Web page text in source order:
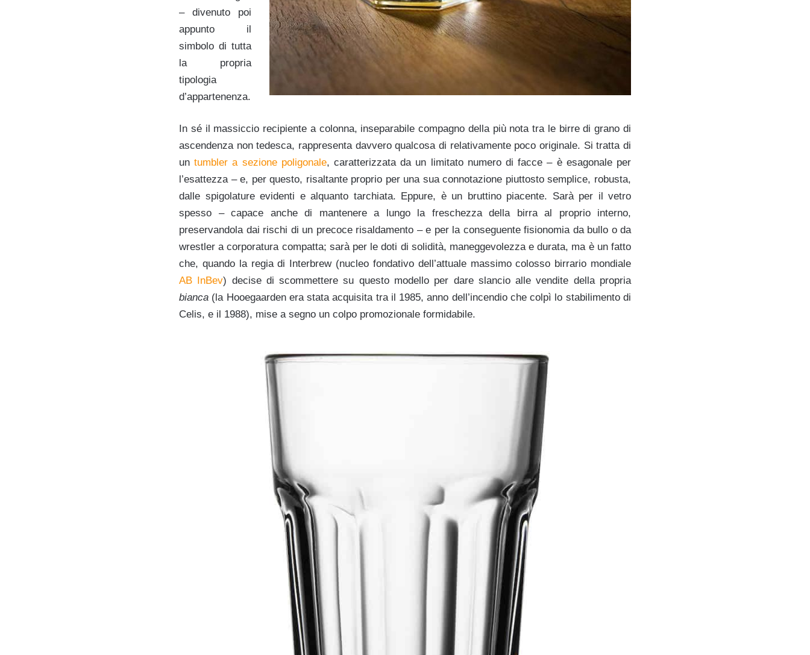
– divenuto poi
appunto il
simbolo di tutta
la propria
tipologia
d’appartenenza.
In sé il massiccio recipiente a colonna, inseparabile compagno della più nota tra le birre di grano di
ascendenza non tedesca, rappresenta davvero qualcosa di relativamente poco originale. Si tratta di
untumbler a sezione poligonale, caratterizzata da un limitato numero di facce – è esagonale per
l’esattezza – e, per questo, risaltante proprio per una sua connotazione piuttosto semplice, robusta,
dalle spigolature evidenti e alquanto tarchiata. Eppure, è un bruttino piacente. Sarà per il vetro
spesso – capace anche di mantenere a lungo la freschezza della birra al proprio interno,
preservandola dai rischi di un precoce risaldamento – e per la conseguente fisionomia da bullo o da
wrestler a corporatura compatta; sarà per le doti di solidità, maneggevolezza e durata, ma è un fatto
che, quando la regia di Interbrew (nucleo fondativo dell’attuale massimo colosso birrario mondiale
AB InBev) decise di scommettere su questo modello per dare slancio alle vendite della propria
bianca (la Hooegaarden era stata acquisita tra il 1985, anno dell’incendio che colpì lo stabilimento di
Celis, e il 1988), mise a segno un colpo promozionale formidabile.